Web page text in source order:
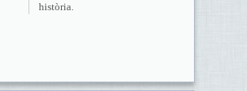
història.